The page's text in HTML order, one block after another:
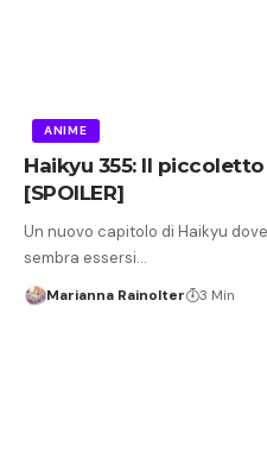
ANIME
Haikyu 355: Il
[SPOILER]
Un nuovo capitolo di Haikyu
sembra essersi…
Marianna Rainolter 3 Min